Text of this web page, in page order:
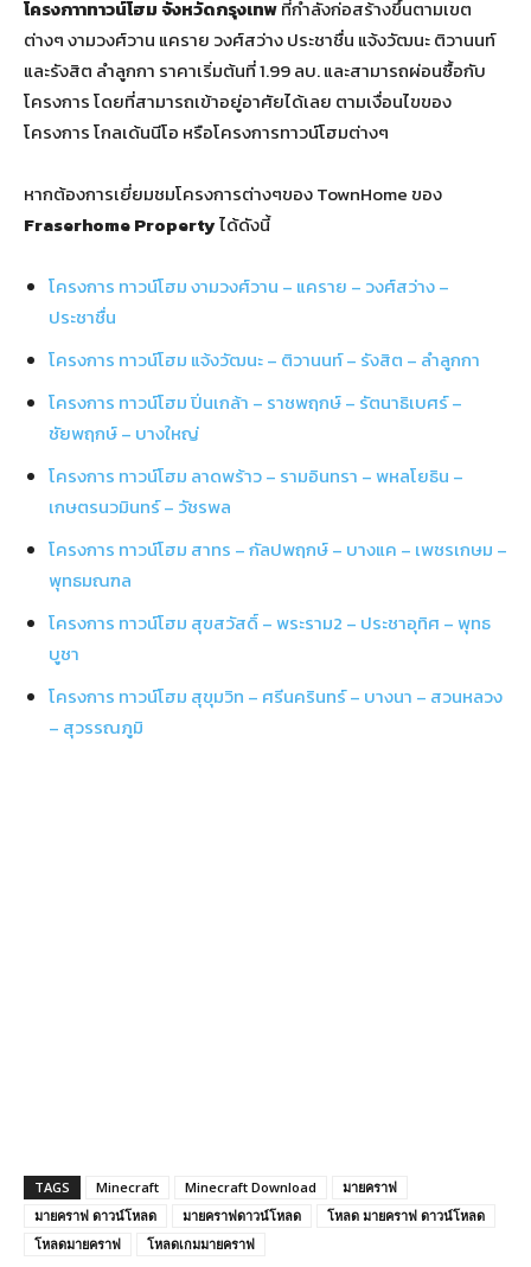
โครงกาาทาวน์โฮม จังหวัดกรุงเทพที่กำลังก่อสร้างขึ้นตามเขต
ต่างๆ งามวงศ์วาน แคราย วงศ์สว่าง ประชาชื่น แจ้งวัฒนะ ติวานนท์
และรังสิต ลำลูกกา ราคาเริ่มต้นที่ 1.99 ลบ. และสามารถผ่อนซื้อกับ
โครงการ โดยที่สามารถเข้าอยู่อาศัยได้เลย ตามเงื่อนไขของ
โครงการ โกลเด้นนีโอ หรือโครงการทาวน์โฮมต่างๆ
หากต้องการเยี่ยมชมโครงการต่างๆของ TownHome ของ
Fraserhome Propertyได้ดังนี้
โครงการ ทาวน์โฮม งามวงศ์วาน – แคราย – วงศ์สว่าง –
ประชาชื่น
โครงการ ทาวน์โฮม แจ้งวัฒนะ – ติวานนท์ – รังสิต – ลำลูกกา
โครงการ ทาวน์โฮม ปิ่นเกล้า – ราชพฤกษ์ – รัตนาธิเบศร์ –
ชัยพฤกษ์ – บางใหญ่
โครงการ ทาวน์โฮม ลาดพร้าว – รามอินทรา – พหลโยธิน –
เกษตรนวมินทร์ – วัชรพล
โครงการ ทาวน์โฮม สาทร – กัลปพฤกษ์ – บางแค – เพชรเกษม –
พุทธมณฑล
โครงการ ทาวน์โฮม สุขสวัสดิ์ – พระราม2 – ประชาอุทิศ – พุทธ
บูชา
โครงการ ทาวน์โฮม สุขุมวิท – ศรีนครินทร์ – บางนา – สวนหลวง
– สุวรรณภูมิ
TAGS Minecraft Minecraft Download
มายคราฟ
มายคราฟ ดาวน์โหลด
มายคราฟดาวน์โหลด
โหลด มายคราฟ ดาวน์โหลด
โหลดมายคราฟ
โหลดเกมมายคราฟ